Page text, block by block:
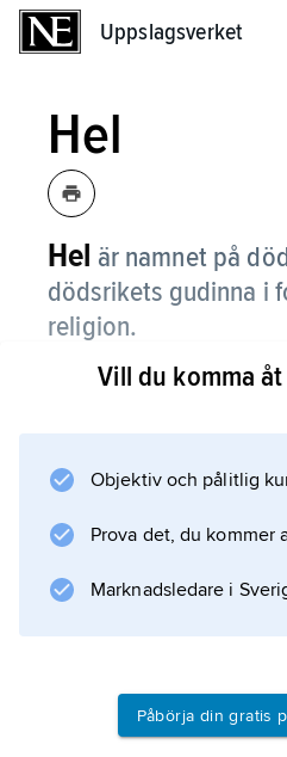
Uppslagsverket
Hel
Hel är namnet på
dödsrikets gudinna i
religion.
Gudinnan Hel är dotter
oroliga för vad Hel och
underjorden för att hon
dödsriket.
Hel och
Vill du komma
Objektiv och pålitlig
Prova det, du kommer
Marknadsledare i
Påbörja din gratis